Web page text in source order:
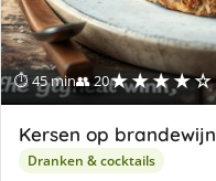
⏱ 45 min👥 20★★★★☆
Kersen op brandewijn
Dranken & cocktails